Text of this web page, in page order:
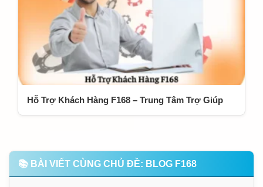
Hỗ Trợ Khách Hàng F168 – Trung Tâm Trợ Giúp
📚 BÀI VIẾT CÙNG CHỦ ĐỀ: BLOG F168